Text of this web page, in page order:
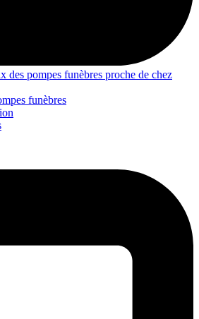
des pompes funèbres proche de chez
funèbres